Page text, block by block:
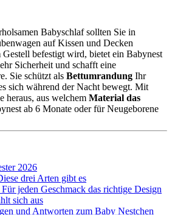
Babyschlaf sollten Sie in
auf Kissen und Decken
Gestell befestigt wird, bietet ein Babynest
Sicherheit und schafft eine
Sie schützt als Bettumrandung Ihr
sich während der Nacht bewegt. Mit
heraus, aus welchem Material das
ab 6 Monate oder für Neugeborene
2026
drei Arten gibt es
jeden Geschmack das richtige Design
sich aus
und Antworten zum Baby Nestchen